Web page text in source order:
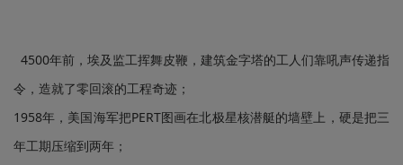
4500年前，埃及监工挥舞皮鞭，建筑金字塔的工人们靠吼声传递指
令，造就了零回滚的工程奇迹；
1958年，美国海军把PERT图画在北极星核潜艇的墙壁上，硬是把三
年工期压缩到两年；